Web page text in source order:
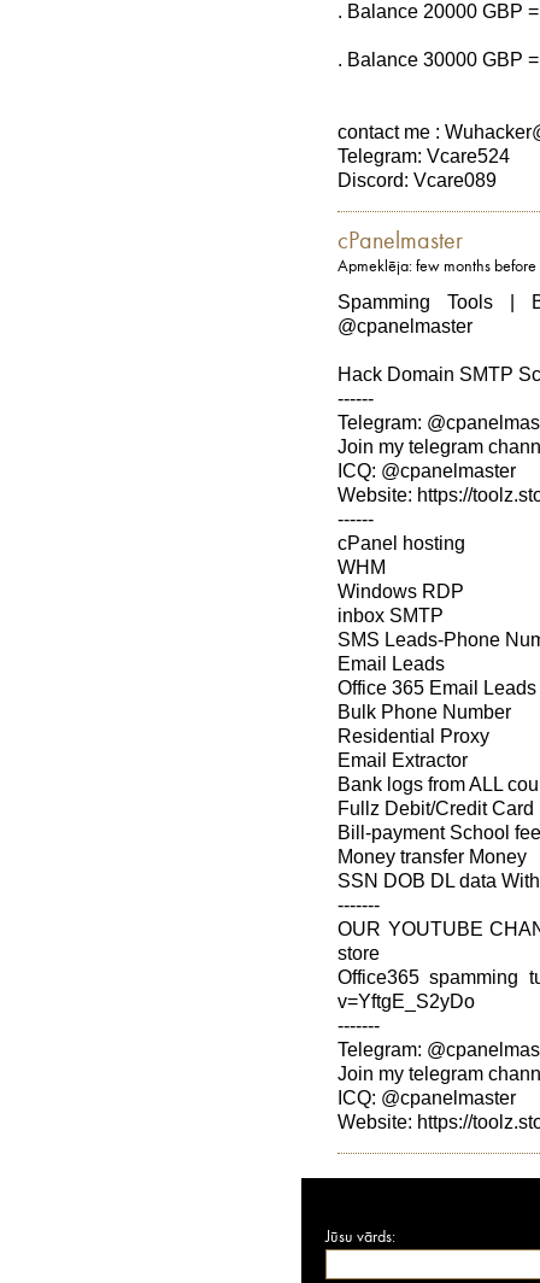
. Balance 20000 GBP
. Balance 30000 GBP
contact me :
Telegram: Vcare524
Discord: Vcare089
cPanelmaster
Apmeklēja: few months before
Spamming Tools |
@cpanelmaster
Hack Domain SMTP
------
Telegram:
Join my telegram
ICQ: @cpanelmaster
Website: https://
------
cPanel hosting
WHM
Windows RDP
inbox SMTP
SMS Leads-Phone
Email Leads
Office 365 Email Leads
Bulk Phone Number
Residential Proxy
Email Extractor
Bank logs from ALL
Fullz Debit/Credit Card
Bill-payment School
Money transfer Money
SSN DOB DL data
-------
OUR YOUTUBE
store
Office365 spamming
v=YftgE_S2yDo
-------
Telegram:
Join my telegram
ICQ: @cpanelmaster
Website: https://
Jūsu vārds: